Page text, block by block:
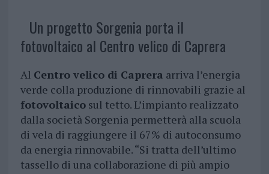
Un progetto Sorgenia porta il
fotovoltaico al Centro velico di Caprera
Al Centro velico di Caprera arriva l’energia
verde colla produzione di rinnovabili grazie al
fotovoltaicosul tetto. L’impianto realizzato
dalla società Sorgenia permetterà alla scuola
di vela di raggiungere il 67% di autoconsumo
da energia rinnovabile. “Si tratta dell’ultimo
tassello di una collaborazione di più ampio